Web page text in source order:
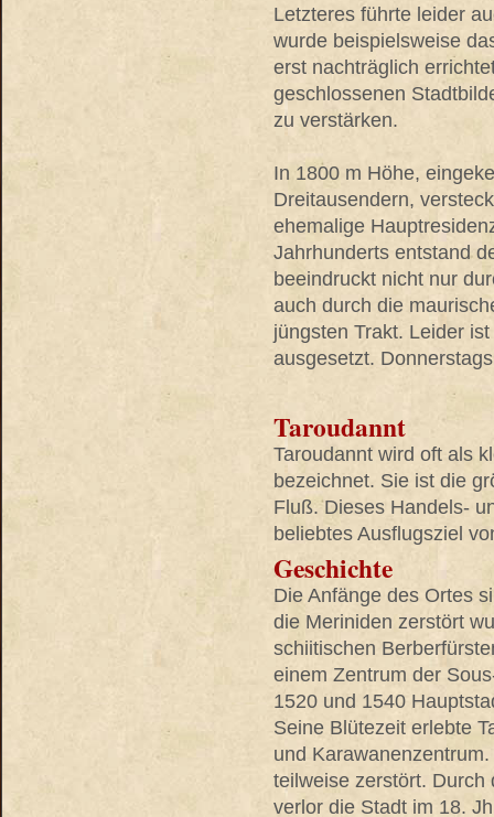
Letzteres führte leider
wurde beispielsweise
erst nachträglich
geschlossenen
zu verstärken.
In 1800 m Höhe,
Dreitausendern,
ehemalige
Jahrhunderts entstand
beeindruckt nicht nur
auch durch die
jüngsten Trakt. Leider
ausgesetzt.
Taroudannt
Taroudannt wird oft als
bezeichnet. Sie ist die
Fluß. Dieses Handels-
beliebtes Ausflugsziel
Geschichte
Die Anfänge des Ortes
die Meriniden zerstört
schiitischen
einem Zentrum der
1520 und 1540
Seine Blütezeit erlebte
und
teilweise zerstört. Durch
verlor die Stadt im 18.